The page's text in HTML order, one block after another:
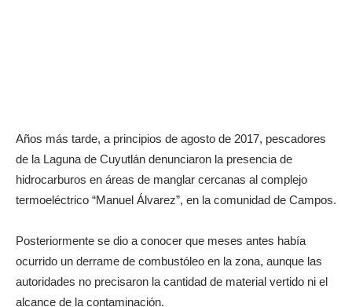
Años más tarde, a principios de agosto de 2017, pescadores
de la Laguna de Cuyutlán denunciaron la presencia de
hidrocarburos en áreas de manglar cercanas al complejo
termoeléctrico “Manuel Álvarez”, en la comunidad de Campos.
Posteriormente se dio a conocer que meses antes había
ocurrido un derrame de combustóleo en la zona, aunque las
autoridades no precisaron la cantidad de material vertido ni el
alcance de la contaminación.